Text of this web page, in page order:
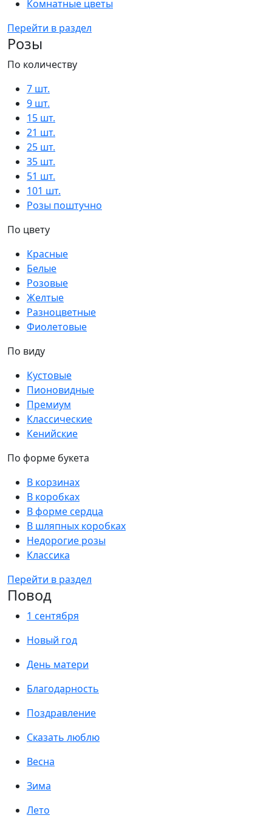
Комнатные цветы
Перейти в раздел
Розы
По количеству
7 шт.
9 шт.
15 шт.
21 шт.
25 шт.
35 шт.
51 шт.
101 шт.
Розы поштучно
По цвету
Красные
Белые
Розовые
Желтые
Разноцветные
Фиолетовые
По виду
Кустовые
Пионовидные
Премиум
Классические
Кенийские
По форме букета
В корзинах
В коробках
В форме сердца
В шляпных коробках
Недорогие розы
Классика
Перейти в раздел
Повод
1 сентября
Новый год
День матери
Благодарность
Поздравление
Сказать люблю
Весна
Зима
Лето